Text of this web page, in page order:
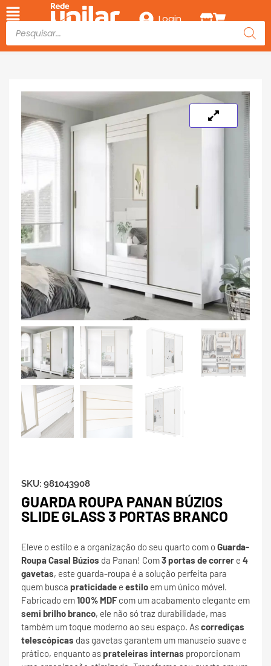
Login
SKU: 981043908
GUARDA ROUPA PANAN BÚZIOS
SLIDE GLASS 3 PORTAS BRANCO
Eleve o estilo e a organização do seu quarto com oGuarda-
Roupa Casal Búzios da Panan! Com3 portas de correr e 4
gavetas, este guarda-roupa é a solução perfeita para
quem busca praticidade e estilo em um único móvel.
Fabricado em100% MDFcom um acabamento elegante em
semi brilho branco, ele não só traz durabilidade, mas
também um toque moderno ao seu espaço. Ascorrediças
telescópicas das gavetas garantem um manuseio suave e
prático, enquanto asprateleiras internas proporcionam